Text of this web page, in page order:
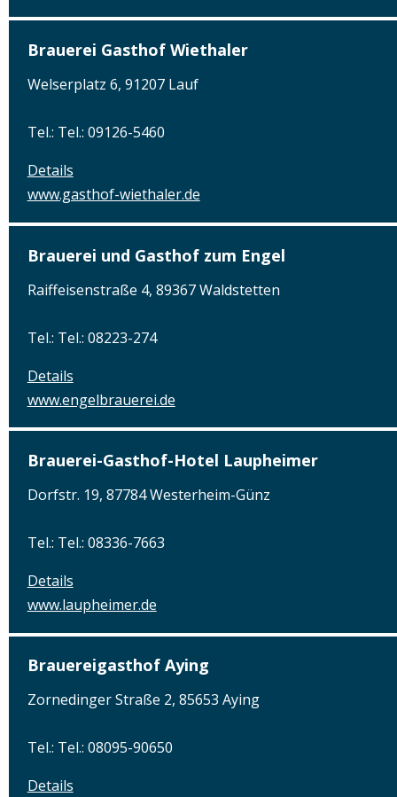
Brauerei Gasthof Wiethaler
Welserplatz 6, 91207 Lauf
Tel.: Tel.: 09126-5460
Details
www.gasthof-wiethaler.de
Brauerei und Gasthof zum Engel
Raiffeisenstraße 4, 89367 Waldstetten
Tel.: Tel.: 08223-274
Details
www.engelbrauerei.de
Brauerei-Gasthof-Hotel Laupheimer
Dorfstr. 19, 87784 Westerheim-Günz
Tel.: Tel.: 08336-7663
Details
www.laupheimer.de
Brauereigasthof Aying
Zornedinger Straße 2, 85653 Aying
Tel.: Tel.: 08095-90650
Details